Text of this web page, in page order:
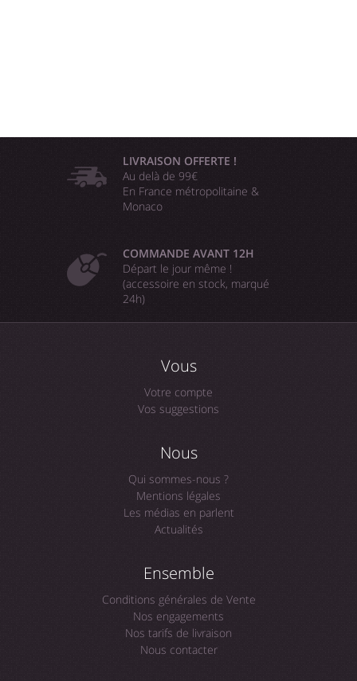
LIVRAISON OFFERTE !
Au delà de 99€
En France métropolitaine &
Monaco
COMMANDE AVANT 12H
Départ le jour même !
(accessoire en stock, marqué
24h)
Vous
Votre compte
Vos suggestions
Nous
Qui sommes-nous ?
Mentions légales
Les médias en parlent
Actualités
Ensemble
Conditions générales de Vente
Nos engagements
Nos tarifs de livraison
Nous contacter